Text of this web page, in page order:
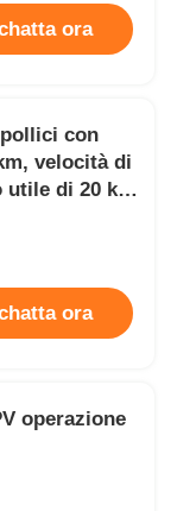
ora
pollici con
velocità di
utile di 20 kg
ora
operazione